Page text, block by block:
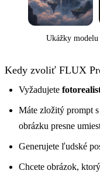
Ukážky
Kedy zvoliť FLUX
Vyžadujete
Máte zložitý prompt
obrázku presne
Generujete ľudské
Chcete obrázok,